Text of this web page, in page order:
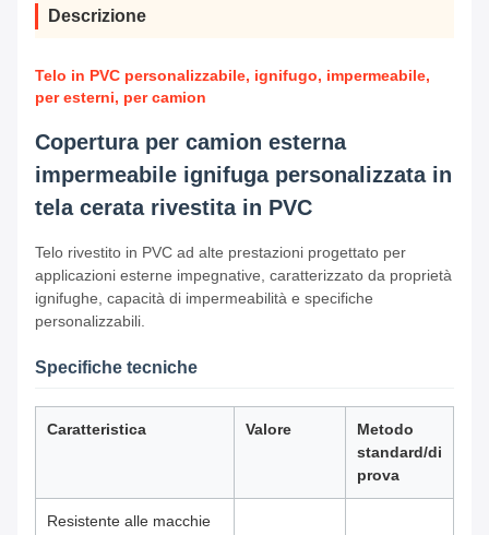
Descrizione
Telo in PVC personalizzabile, ignifugo, impermeabile,
per esterni, per camion
Copertura per camion esterna
impermeabile ignifuga personalizzata in
tela cerata rivestita in PVC
Telo rivestito in PVC ad alte prestazioni progettato per
applicazioni esterne impegnative, caratterizzato da proprietà
ignifughe, capacità di impermeabilità e specifiche
personalizzabili.
Specifiche tecniche
Caratteristica Valore
Metodo
standard/di
prova
Resistente alle macchie